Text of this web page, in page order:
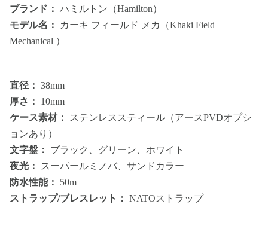
ブランド： ハミルトン（Hamilton）
モデル名：
カーキ フィールド メカ（Khaki Field
Mechanical ）
直径： 38mm
厚さ：
10mm
ケース素材：
ステンレススティール（アースPVDオプシ
ョンあり）
文字盤：
ブラック、グリーン、ホワイト
夜光：
スーパールミノバ、サンドカラー
防水性能：
50m
ストラップ/ブレスレット： NATOストラップ